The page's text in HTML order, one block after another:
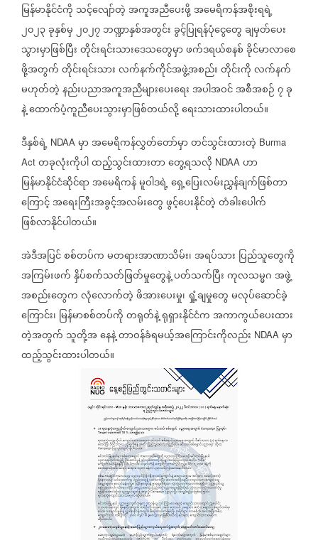
မြန်မာနိုင်ငံကို သင့်လျော်တဲ့အကူအညီပေးဖို့အမေရိကန်အစိုးရရဲ့
၂၀၂၃ခုနှစ်မှ၂၀၂၇ဘဏ္ဍာနှစ်အတွင်းခွင့်ပြုရန်ပုံငွေတွေချမှတ်ပေး
သွားမှာဖြစ်ပြီးတိုင်းရင်းသားဒေသတွေမှာဖက်ဒရယ်စနစ်ခိုင်မာလာစေ
ဖို့အတွက်တိုင်းရင်းသားလက်နက်ကိုင်အဖွဲ့အစည်းတိုင်းကိုလက်နက်
မဟုတ်တဲ့နည်းပညာအကူအညီများပေးရေးအပါအဝင်အစီအစဉ်၇ခု
နဲ့ထောက်ပံ့ကူညီပေးသွားမှာဖြစ်တယ်လို့ရေးသားထားပါတယ်။
ဒီနှစ်ရဲ့ NDAA မှာအမေရိကန်လွှတ်တော်မှာတင်သွင်းထားတဲ့ Burma
Act တခုလုံးကိုပါထည့်သွင်းထားတာတွေ့ရသလို NDAA ဟာ
မြန်မာနိုင်ငံဆိုင်ရာအမေရိကန်မူဝါဒရဲ့ရှေ့ပြေးလမ်းညွှန်ချက်ဖြစ်တာ
ကြောင့်အရေးကြီးအခွင့်အလမ်းတွေဖွင့်ပေးနိုင်တဲ့တံခါးပေါက်
ဖြစ်လာနိုင်ပါတယ်။
အဲဒီအပြင်စစ်တပ်ကမတရားအာဏာသိမ်း၊အရပ်သား ပြည်သူတွေကို
အကြမ်းဖက်နှိပ်စက်သတ်ဖြတ်မှုတွေနဲ့ပတ်သက်ပြီးကုလသမ္မဂအဖွဲ့
အစည်းတွေကလုံလောက်တဲ့ဖိအားပေးမှု၊ ရှုံ့ချမှုတွေမလုပ်ဆောင်ခဲ့
ကြောင်း၊ မြန်မာစစ်တပ်ကိုတရုတ်နဲ့ရုရှားနိုင်ငံကအကာကွယ်ပေးထား
တဲ့အတွက် သူတို့အနေနဲ့တာဝန်ခံရမယ့်အကြောင်းကိုလည်း NDAA မှာ
ထည့်သွင်းထားပါတယ်။